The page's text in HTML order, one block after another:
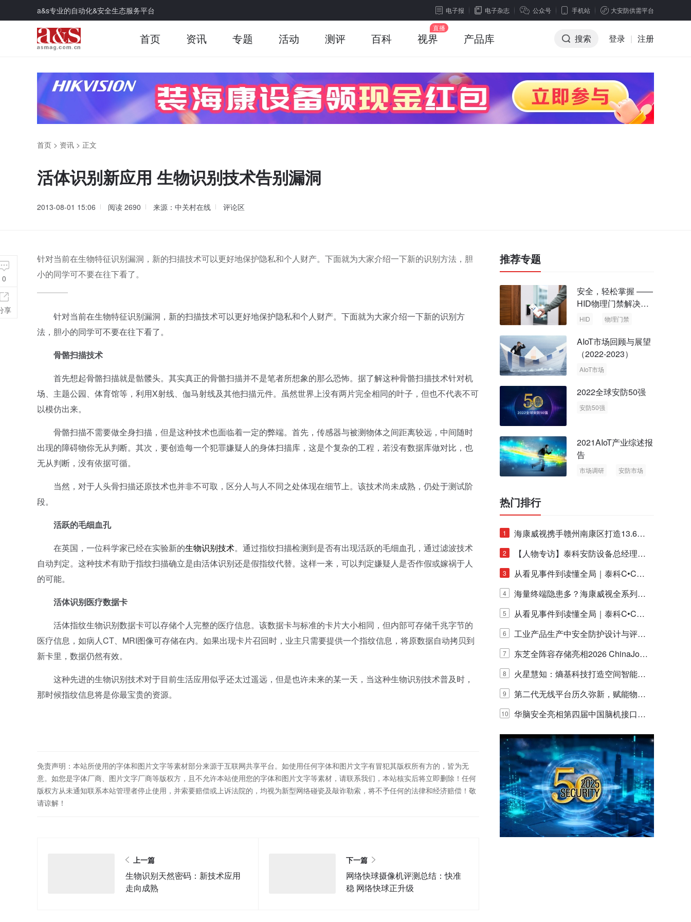
a&s专业的自动化&安全生态服务平台 电子报 电子杂志 公众号 手机站 大安防供需平台
首页 资讯 专题 活动 测评 百科 视界 产品库 搜索 登录 | 注册
首页 > 资讯 > 正文
活体识别新应用 生物识别技术告别漏洞
2013-08-01 15:06 阅读 2690 来源：中关村在线 评论区
针对当前在生物特征识别漏洞，新的扫描技术可以更好地保护隐私和个人财产。下面就为大家介绍一下新的识别方法，胆
小的同学可不要在往下看了。
针对当前在生物特征识别漏洞，新的扫描技术可以更好地保护隐私和个人财产。下面就为大家介绍一下新的识别方
法，胆小的同学可不要在往下看了。
骨骼扫描技术
首先想起骨骼扫描就是骷髅头。其实真正的骨骼扫描并不是笔者所想象的那么恐怖。据了解这种骨骼扫描技术针对机
场、主题公园、体育馆等，利用X射线、伽马射线及其他扫描元件。虽然世界上没有两片完全相同的叶子，但也不代表不可
以模仿出来。
骨骼扫描不需要做全身扫描，但是这种技术也面临着一定的弊端。首先，传感器与被测物体之间距离较远，中间随时
出现的障碍物你无从判断。其次，要创造每一个犯罪嫌疑人的身体扫描库，这是个复杂的工程，若没有数据库做对比，也
无从判断，没有依据可循。
当然，对于人头骨扫描还原技术也并非不可取，区分人与人不同之处体现在细节上。该技术尚未成熟，仍处于测试阶
段。
活跃的毛细血孔
在英国，一位科学家已经在实验新的生物识别技术。通过指纹扫描检测到是否有出现活跃的毛细血孔，通过滤波技术
自动判定。这种技术有助于指纹扫描确立是由活体识别还是假指纹代替。这样一来，可以判定嫌疑人是否作假或嫁祸于人
的可能。
活体识别医疗数据卡
活体指纹生物识别数据卡可以存储个人完整的医疗信息。该数据卡与标准的卡片大小相同，但内部可存储千兆字节的
医疗信息，如病人CT、MRI图像可存储在内。如果出现卡片召回时，业主只需要提供一个指纹信息，将原数据自动拷贝到
新卡里，数据仍然有效。
这种先进的生物识别技术对于目前生活应用似乎还太过遥远，但是也许未来的某一天，当这种生物识别技术普及时，
那时候指纹信息将是你最宝贵的资源。
免责声明：本站所使用的字体和图片文字等素材部分来源于互联网共享平台。如使用任何字体和图片文字有冒犯其版权所有方的，皆为无
意。如您是字体厂商、图片文字厂商等版权方，且不允许本站使用您的字体和图片文字等素材，请联系我们，本站核实后将立即删除！任何
版权方从未通知联系本站管理者停止使用，并索要赔偿或上诉法院的，均视为新型网络碰瓷及敲诈勒索，将不予任何的法律和经济赔偿！敬
请谅解！
上一篇
生物识别天然密码：新技术应用
走向成熟
下一篇
网络快球摄像机评测总结：快准
稳 网络快球正升级
0
享
推荐专题
安全，轻松掌握 ——
HID物理门禁解决方
案，启动智慧安全新
HID 物理门禁
AIoT市场回顾与展望
（2022-2023）
AIoT市场
2022全球安防50强
安防50强
2021AIoT产业综述报
告
市场调研
安防市场
热门排行
1
海康威视携手赣州南康区打造13.6公
里绿波网
2
【人物专访】泰科安防设备总经理张
宁解码安防出海新范式
3
从看见事件到读懂全局｜泰科C•CUR
E IQ 3.20开启安防运营智能新时代
4
海量终端隐患多？海康威视全系列物
联安全产品，四层守护更放心！
5
从看见事件到读懂全局｜泰科C•CUR
E IQ 3.20开启安防运营智能新时代
6
工业产品生产中安全防护设计与评估
的实践与探讨
7
东芝全阵容存储亮相2026 ChinaJo
y，以海量数据底座赋能“与AI同游”新
体验
8
火星慧知：熵基科技打造空间智能时
代的认知中枢
9
第二代无线平台历久弥新，赋能物联
网创新迭代
10
华脑安全亮相第四届中国脑机接口大
赛 工业安全脑机接口技术赢行业顶级
专家关注